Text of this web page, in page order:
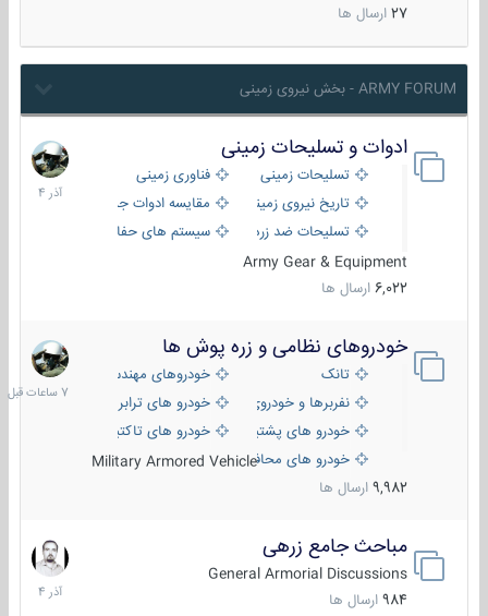
27 ارسال ها
ARMY FORUM - بخش نیروی زمینی
ادوات و تسلیحات زمینی
تسلیحات زمینی
فناوری زمینی
تاریخ نیروی زمینی
مقایسه ادوات جنگی
تسلیحات ضد زره
سیستم های حفاظت فعال
Army Gear & Equipment
6,022 ارسال ها
21
آذر
1404
خودروهای نظامی و زره پوش ها
تانک
خودروهای مهندسی
نفربرها و خودروی های رزمی پیاده نظام
خودرو های ترابری نظامی
خودرو های پشتیبانی آتش ، شناسایی و ضد تانک
خودرو های تاکتیکی نظامی
خودرو های محافظت شدهMilitary Armored Vehicle
9,982 ارسال ها
7
ساعات
قبل
مباحث جامع زرهی
General Armorial Discussions
984 ارسال ها
7
آذر
1404